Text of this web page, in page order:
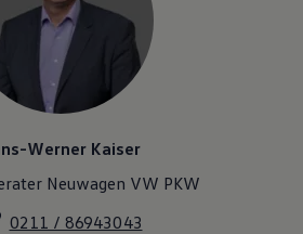
Werner Kaiser
Neuwagen VW PKW
0211 / 86943043